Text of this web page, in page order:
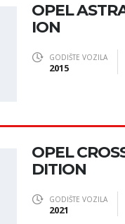
OPEL
ION
GODIŠTE VOZILA
2015
OPEL
DITION
GODIŠTE VOZILA
2021